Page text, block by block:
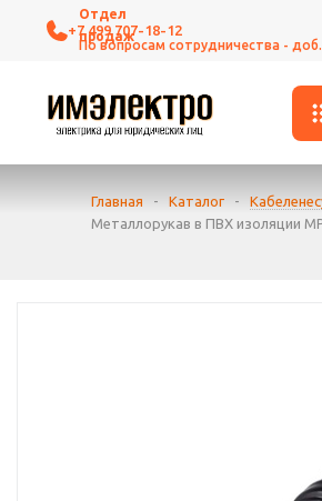
+7 499 707-18-12
Главная - Каталог -
Металлорукав в ПВХ изоляции